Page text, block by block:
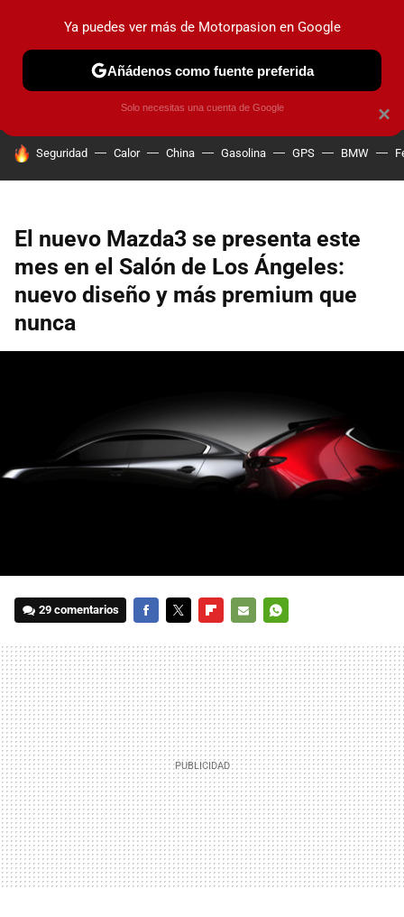
PRUEBAS COCHES ELÉCTRICOS OBSERVATORIO
HOY SE HABLA DE
Seguridad Calor China Gasolina GPS BMW
El nuevo Mazda3 se presenta este
mes en el Salón de Los Ángeles:
nuevo diseño y más premium que
nunca
29 comentarios
MAIL
×
Ya puedes ver más de Motorpasion en Google
Añádenos como fuente preferida
Solo necesitas una cuenta de Google